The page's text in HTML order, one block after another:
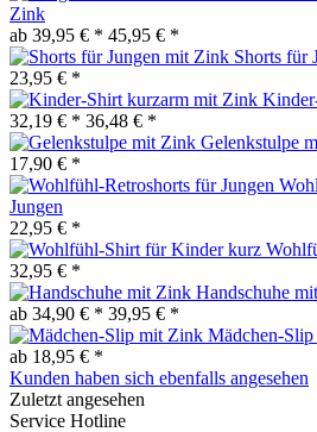
Zink
ab 39,95 € * 45,95 € *
Shorts für
23,95 € *
32,19 € * 36,48 € *
Gelenkstulpe
17,90 € *
Jungen
22,95 € *
32,95 € *
Handschuhe
ab 34,90 € * 39,95 € *
Mädchen-
ab 18,95 € *
Kunden haben sich ebenfalls angesehen
Zuletzt angesehen
Service Hotline